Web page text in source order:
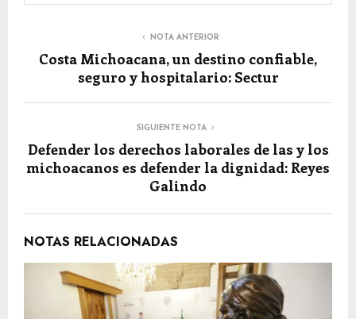
NOTA ANTERIOR
Costa Michoacana, un destino confiable,
seguro y hospitalario: Sectur
SIGUIENTE NOTA
Defender los derechos laborales de las y los
michoacanos es defender la dignidad: Reyes
Galindo
NOTAS RELACIONADAS